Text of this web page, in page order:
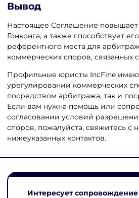
Вывод
Настоящее Соглашение повышает
Гонконга, а также способствует
референтного места для
коммерческих споров, связанных
Профильные юристы IncFine
урегулировании коммерческих
посредством арбитража, так и
Если вам нужна помощь или
согласовании условий
споров, пожалуйста, свяжитесь с
нижеуказанных контактов.
Интересует